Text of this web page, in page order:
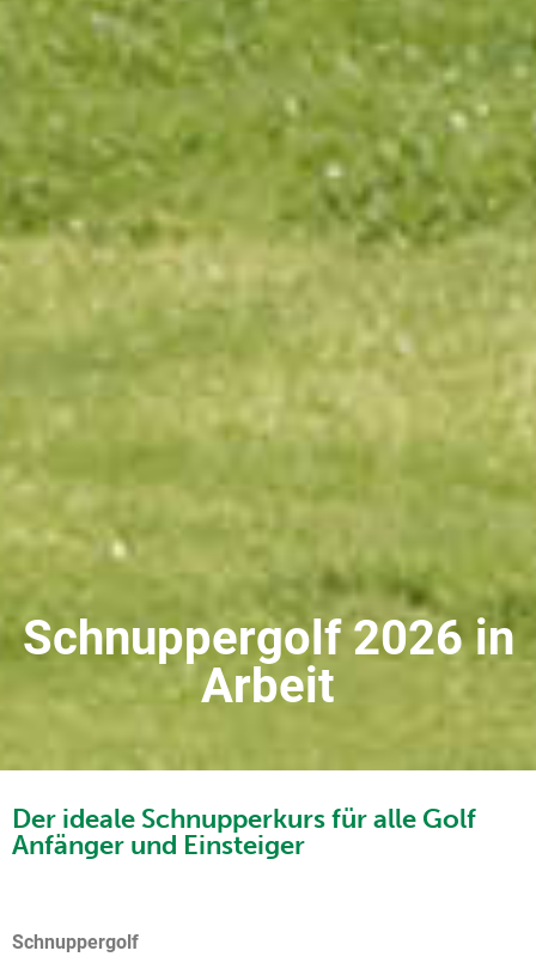
Schnuppergolf 2026 in
Arbeit
Der ideale Schnupperkurs für alle Golf
Anfänger und Einsteiger
Schnuppergolf